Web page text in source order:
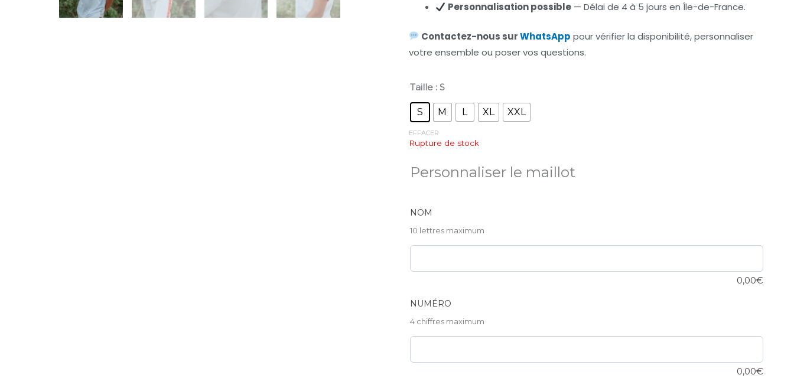
Personnalisation possible— Délai de 4 à 5 jours en Île-de-France.
Contactez-nous surWhatsApp pour vérifier la disponibilité, personnaliser
votre ensemble ou poser vos questions.
Taille : S
S M L XL XXL
EFFACER
Rupture de stock
Personnaliser le maillot
NOM
10 lettres maximum
0,00€
NUMÉRO
4 chiffres maximum
0,00€
Cabo
2023/24
Blanc
Rouge